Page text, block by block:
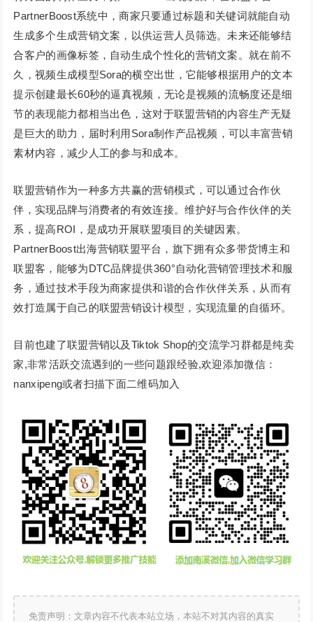
PartnerBoost系统中，商家只要通过标题和关键词就能自动
生成多个生成营销文案，以供运营人员筛选。未来还能够结
合客户的画像标签，自动生成个性化的营销文案。就在前不
久，视频生成模型Sora的横空出世，它能够根据用户的文本
提示创建最长60秒的逼真视频，无论是视频的流畅度还是细
节的表现能力都相当出色，这对于联盟营销的内容生产无疑
是巨大的助力，届时利用Sora制作产品视频，可以丰富营销
素材内容，减少人工的参与和成本。
联盟营销作为一种多方共赢的营销模式，可以通过合作伙
伴，实现品牌与消费者的有效连接。维护好与合作伙伴的关
系，提高ROI，是成功开展联盟项目的关键因素。
PartnerBoost出海营销联盟平台，旗下拥有众多带货博主和
联盟客，能够为DTC品牌提供360°自动化营销管理技术和服
务，通过技术手段为商家提供和谐的合作伙伴关系，从而有
效打造属于自己的联盟营销设计模型，实现流量的自循环。
目前也建了联盟营销以及Tiktok Shop的交流学习群都是纯卖
家,非常活跃交流遇到的一些问题跟经验,欢迎添加微信：
nanxipeng或者扫描下面二维码加入
免责声明：文章内容不代表本站立场，本站不对其内容的真实